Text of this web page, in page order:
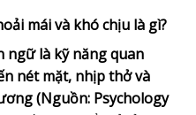
mái và khó chịu là gì?
ngữ là kỹ năng quan
nét mặt, nhịp thở và
(Nguồn: Psychology